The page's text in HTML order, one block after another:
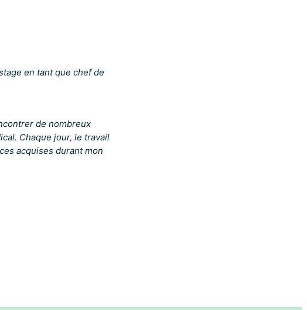
en tant que chef de
de nombreux
Chaque jour, le travail
acquises durant mon